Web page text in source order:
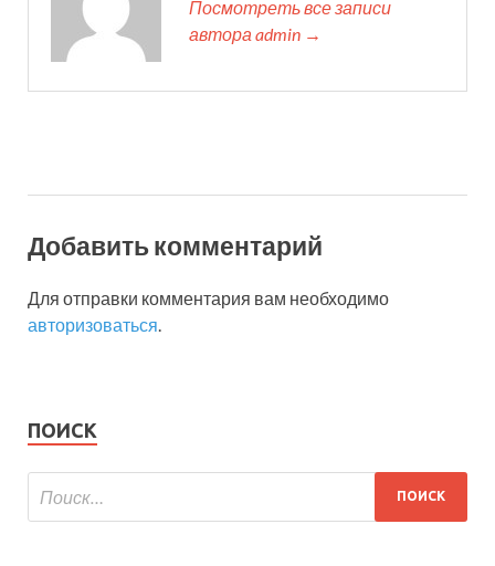
Посмотреть все записи
автора admin →
Добавить комментарий
Для отправки комментария вам необходимо
авторизоваться
ПОИСК